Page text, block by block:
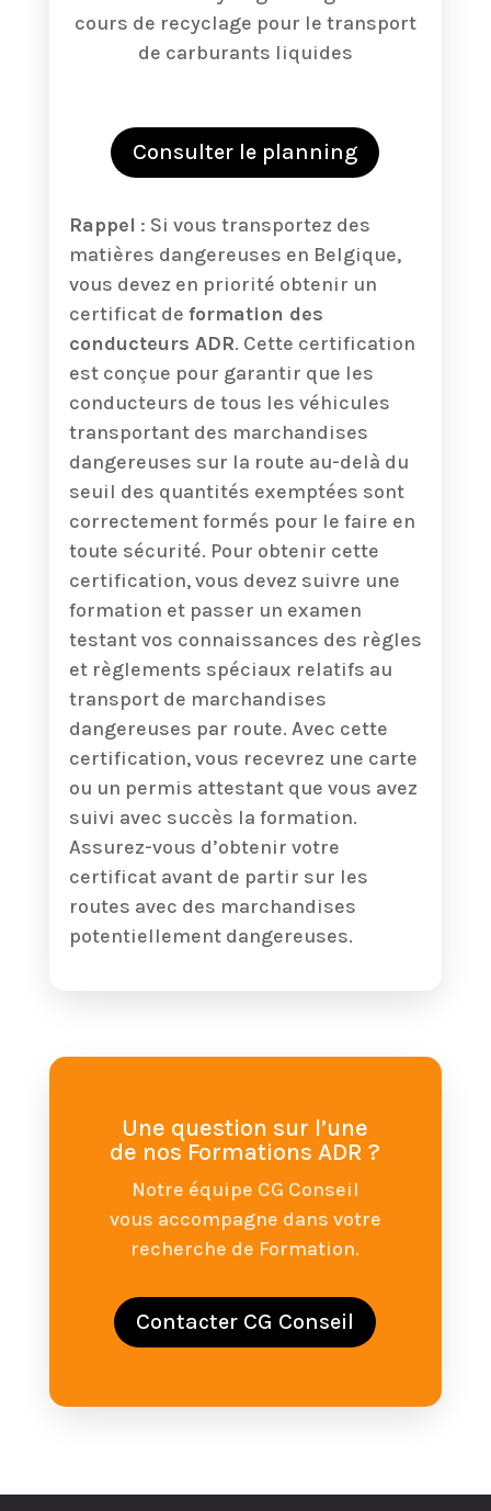
cours de recyclage pour le transport
de carburants liquides
Consulter le planning
Rappel : Si vous transportez des
matières dangereuses en Belgique,
vous devez en priorité obtenir un
certificat de formation des
conducteurs ADR. Cette certification
est conçue pour garantir que les
conducteurs de tous les véhicules
transportant des marchandises
dangereuses sur la route au-delà du
seuil des quantités exemptées sont
correctement formés pour le faire en
toute sécurité. Pour obtenir cette
certification, vous devez suivre une
formation et passer un examen
testant vos connaissances des règles
et règlements spéciaux relatifs au
transport de marchandises
dangereuses par route. Avec cette
certification, vous recevrez une carte
ou un permis attestant que vous avez
suivi avec succès la formation.
Assurez-vous d’obtenir votre
certificat avant de partir sur les
routes avec des marchandises
potentiellement dangereuses.
Une question sur l’une
de nos Formations ADR ?
Notre équipe CG Conseil
vous accompagne dans votre
recherche de Formation.
Contacter CG Conseil